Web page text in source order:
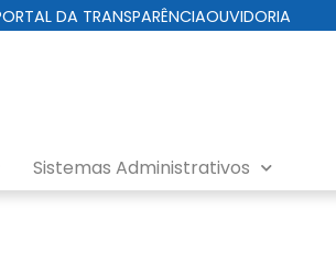
DA TRANSPARÊNCIAOUVIDORIA
Sistemas Administrativos